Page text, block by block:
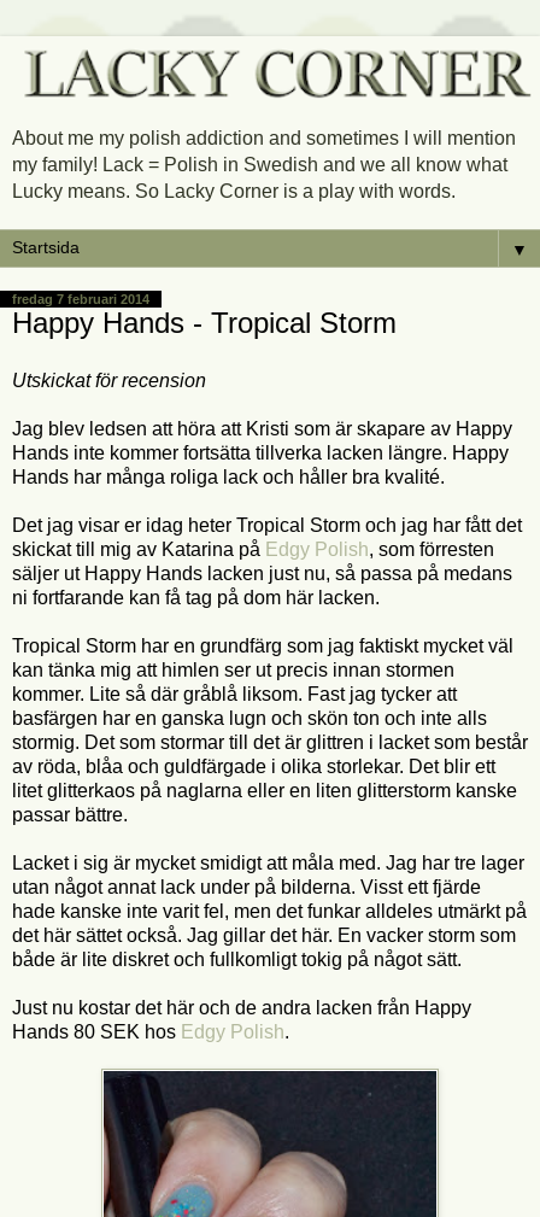
About me my polish addiction and sometimes I will mention
my family! Lack = Polish in Swedish and we all know what
Lucky means. So Lacky Corner is a play with words.
▼
fredag 7 februari 2014
Happy Hands - Tropical Storm
Utskickat för recension
Jag blev ledsen att höra att Kristi som är skapare av Happy
Hands inte kommer fortsätta tillverka lacken längre. Happy
Hands har många roliga lack och håller bra kvalité.
Det jag visar er idag heter Tropical Storm och jag har fått det
skickat till mig av Katarina på Edgy Polish, som förresten
säljer ut Happy Hands lacken just nu, så passa på medans
ni fortfarande kan få tag på dom här lacken.
Tropical Storm har en grundfärg som jag faktiskt mycket väl
kan tänka mig att himlen ser ut precis innan stormen
kommer. Lite så där gråblå liksom. Fast jag tycker att
basfärgen har en ganska lugn och skön ton och inte alls
stormig. Det som stormar till det är glittren i lacket som består
av röda, blåa och guldfärgade i olika storlekar. Det blir ett
litet glitterkaos på naglarna eller en liten glitterstorm kanske
passar bättre.
Lacket i sig är mycket smidigt att måla med. Jag har tre lager
utan något annat lack under på bilderna. Visst ett fjärde
hade kanske inte varit fel, men det funkar alldeles utmärkt på
det här sättet också. Jag gillar det här. En vacker storm som
både är lite diskret och fullkomligt tokig på något sätt.
Just nu kostar det här och de andra lacken från Happy
Hands 80 SEK hos Edgy Polish.